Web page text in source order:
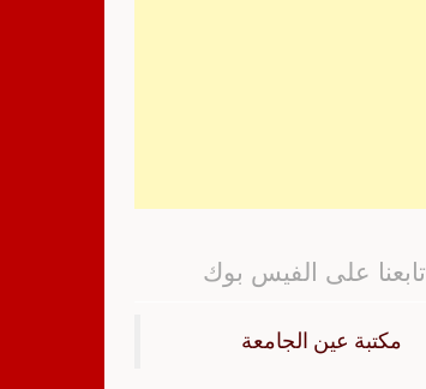
تابعنا على الفيس بوك
‏مكتبة عين الجامعة‏